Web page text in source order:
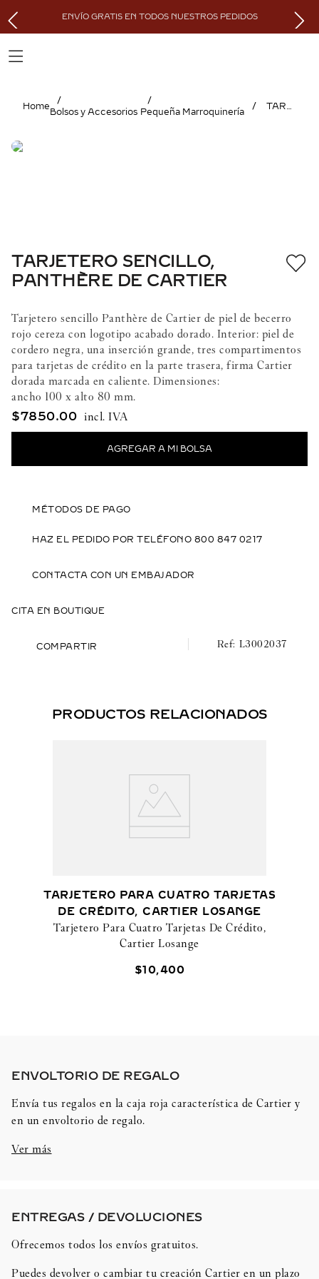
ENVÍO GRATIS EN TODOS NUESTROS PEDIDOS
Bolsos y Accesorios Pequeña Marroquinería
TARJETERO SENCILLO, PANTHÈRE DE CARTIER
TARJETERO SENCILLO,
PANTHÈRE DE CARTIER
Tarjetero sencillo Panthère de Cartier de piel de becerro
rojo cereza con logotipo acabado dorado. Interior: piel de
cordero negra, una inserción grande, tres compartimentos
para tarjetas de crédito en la parte trasera, firma Cartier
dorada marcada en caliente. Dimensiones:
ancho 100 x alto 80 mm.
$7850.00
MÉTODOS DE PAGO
HAZ EL PEDIDO POR TELÉFONO 800 847 0217
CONTACTA CON UN EMBAJADOR
CITA EN BOUTIQUE
COMPARTIR L3002037
PRODUCTOS RELACIONADOS
TARJETERO PARA CUATRO TARJETAS
DE CRÉDITO, CARTIER LOSANGE
Tarjetero Para Cuatro Tarjetas De Crédito,
Cartier Losange
$10,400
ENVOLTORIO DE REGALO​
Envía tus regalos en la caja roja característica de Cartier y
en un envoltorio de regalo.
Ver más
ENTREGAS / DEVOLUCIONES​
Ofrecemos todos los envíos gratuitos.
Puedes devolver o cambiar tu creación Cartier en un plazo